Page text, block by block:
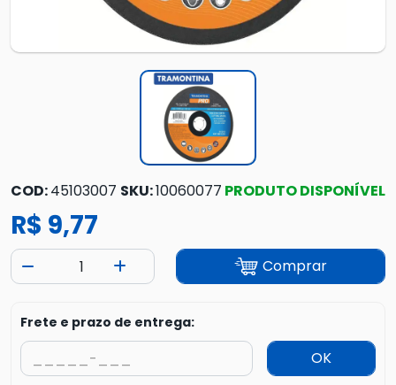
COD:45103007 SKU:10060077 PRODUTO DISPONÍVEL
R$ 9,77
Comprar
Frete e prazo de entrega:
OK